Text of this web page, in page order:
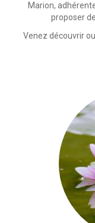
Marion,
proposer
Venez découvrir